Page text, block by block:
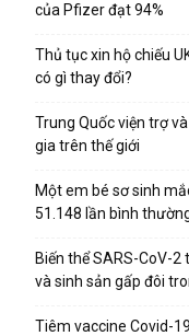
của Pfizer đạt 94%
Thủ tục xin hộ chiếu
có gì thay đổi?
Trung Quốc viện trợ
gia trên thế giới
Một em bé sơ sinh
51.148 lần bình
Biến thể SARS-CoV-
và sinh sản gấp đôi
Tiêm vaccine Covid-